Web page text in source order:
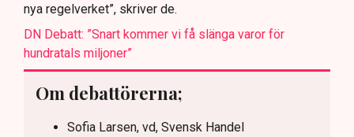
nya regelverket”, skriver de.
DN Debatt: ”Snart kommer vi få slänga varor för
hundratals miljoner”
Om debattörerna;
Sofia Larsen, vd, Svensk Handel